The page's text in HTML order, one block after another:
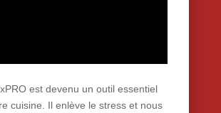
est devenu un outil essentiel
cuisine. Il enlève le stress et nous